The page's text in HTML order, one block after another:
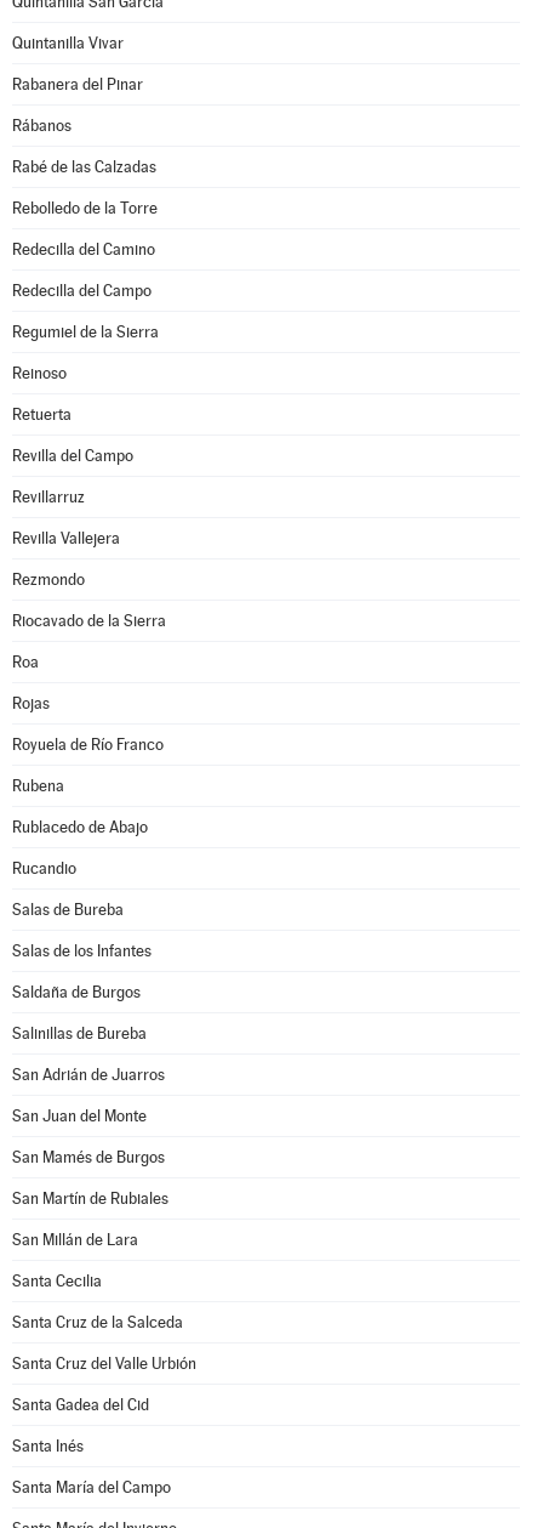
Quintanilla Vivar
Rabanera del Pinar
Rábanos
Rabé de las Calzadas
Rebolledo de la Torre
Redecilla del Camino
Redecilla del Campo
Regumiel de la Sierra
Reinoso
Retuerta
Revilla del Campo
Revillarruz
Revilla Vallejera
Rezmondo
Riocavado de la Sierra
Roa
Rojas
Royuela de Río Franco
Rubena
Rublacedo de Abajo
Rucandio
Salas de Bureba
Salas de los Infantes
Saldaña de Burgos
Salinillas de Bureba
San Adrián de Juarros
San Juan del Monte
San Mamés de Burgos
San Martín de Rubiales
San Millán de Lara
Santa Cecilia
Santa Cruz de la Salceda
Santa Cruz del Valle Urbión
Santa Gadea del Cid
Santa Inés
Santa María del Campo